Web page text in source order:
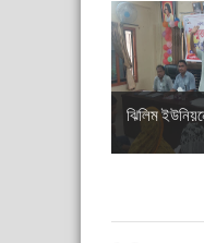
ঝিলিম